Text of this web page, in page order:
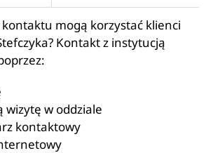
mogą korzystać klienci
Kontakt z instytucją
wizytę w oddziale
kontaktowy